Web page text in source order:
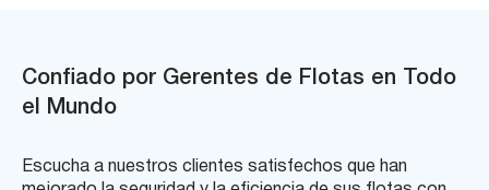
Confiado por Gerentes de Flotas en Todo
el Mundo
Escucha a nuestros clientes satisfechos que han